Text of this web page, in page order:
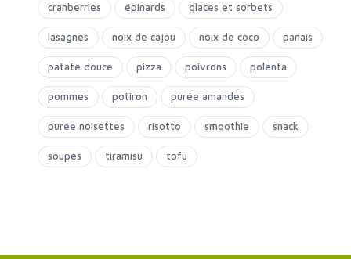
cranberries épinards glaces et sorbets
lasagnes noix de cajou noix de coco panais
patate douce pizza poivrons polenta
pommes potiron purée amandes
purée noisettes risotto smoothie snack
soupes tiramisu tofu